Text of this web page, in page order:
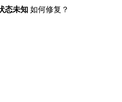
态未知 如何修复？